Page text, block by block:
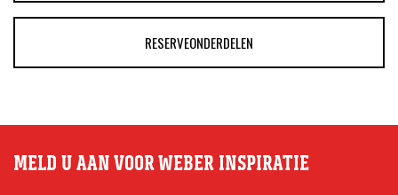
RESERVEONDERDELEN
MELD U AAN VOOR WEBER INSPIRATIE